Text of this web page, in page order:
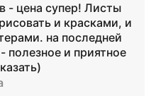
- цена супер! Листы
и красками, и
на последней
полезное и приятное